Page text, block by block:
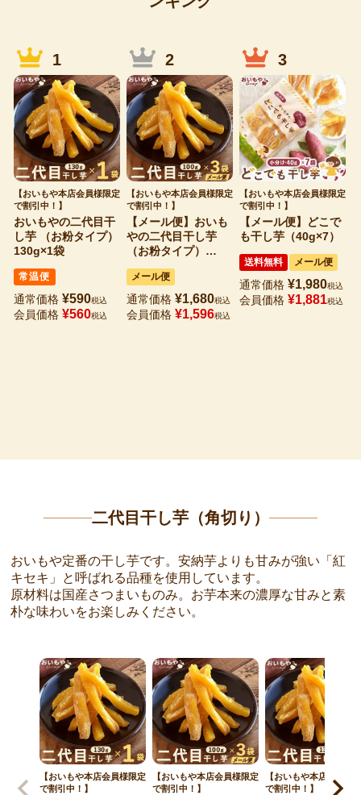
【おいもや本店会員様限定
で割引中！】
おいもやの二代目干
し芋 （お粉タイプ）
130g×1袋
常温便
通常価格 ¥590税込
会員価格 ¥560税込
【おいもや本店会員様限定
で割引中！】
【メール便】おいも
やの二代目干し芋
（お粉タイプ）
メール便
通常価格 ¥1,680税込
会員価格 ¥1,596税込
【おいもや本店会員様限定
で割引中！】
【メール便】どこで
も干し芋（40g×7）
送料無料 メール便
通常価格 ¥1,980税込
会員価格 ¥1,881税込
二代目干し芋（角切り）
おいもや定番の干し芋です。安納芋よりも甘みが強い「紅
キセキ」と呼ばれる品種を使用しています。
原材料は国産さつまいものみ。お芋本来の濃厚な甘みと素
朴な味わいをお楽しみください。
【おいもや本店会員様限定
で割引中！】
【おいもや本店会員様限定
で割引中！】
【おいもや本店会員様
で割引中！】